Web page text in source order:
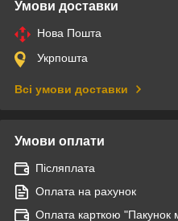
Умови доставки
Нова Пошта
Укрпошта
Всі умови доставки
Умови оплати
Післяплата
Оплата на рахунок
Оплата карткою